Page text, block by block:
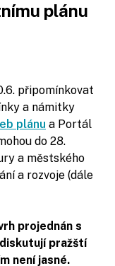
plánu
připomínkovat
a námitky
plánu a Portál
do 28.
a městského
a rozvoje (dále
projednán s
pražští
není jasné.